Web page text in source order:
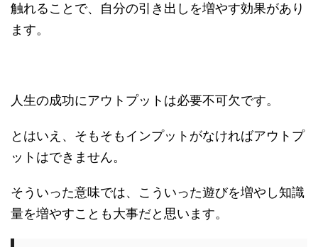
触れることで、自分の引き出しを増やす効果があり
ます。
人生の成功にアウトプットは必要不可欠です。
とはいえ、そもそもインプットがなければアウトプ
ットはできません。
そういった意味では、こういった遊びを増やし知識
量を増やすことも大事だと思います。